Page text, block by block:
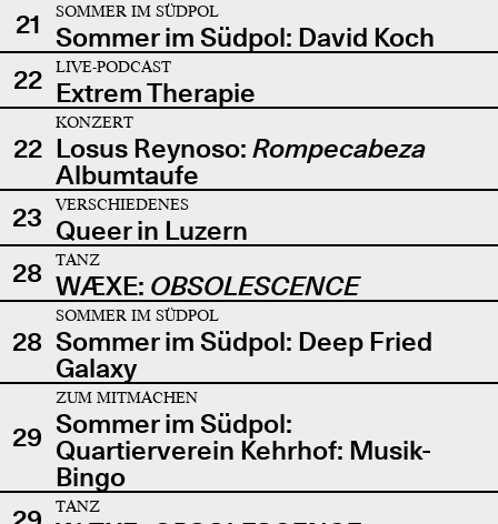
21
SOMMER IM SÜDPOL
Sommer im Südpol: David Koch
22
LIVE-PODCAST
Extrem Therapie
22
KONZERT
Losus Reynoso: Rompecabeza
Albumtaufe
23
VERSCHIEDENES
Queer in Luzern
28
TANZ
WÆXE: OBSOLESCENCE
28
SOMMER IM SÜDPOL
Sommer im Südpol: Deep Fried
Galaxy
29
ZUM MITMACHEN
Sommer im Südpol:
Quartierverein Kehrhof: Musik-
Bingo
TANZ